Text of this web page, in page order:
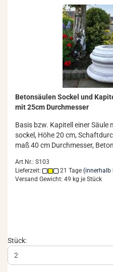
Be­ton­säu­len So­ckel und
mit 25cm Durch­mes­ser
Basis bzw. Ka­pi­tell einer
so­ckel, Höhe 20 cm,
maß 40 cm Durch­mes­ser,
Art.Nr.: S103
Lieferzeit:
21 Tage (innerhalb
Versand Gewicht: 49 kg je Stück
Stück: